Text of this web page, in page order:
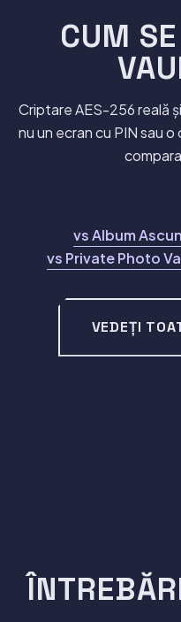
CUM
Criptare AES-256 reală
nu un ecran cu PIN sau
vs Album
vs Private Photo
VEDEȚI